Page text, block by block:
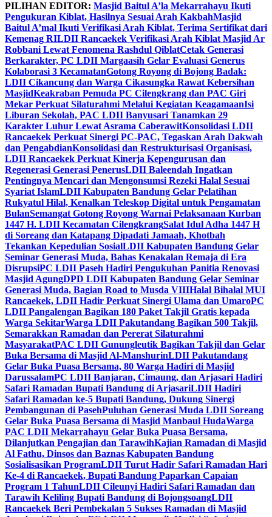
PILIHAN EDITOR: Masjid Baitul A’la Mekarrahayu Ikuti
Pengukuran Kiblat, Hasilnya Sesuai Arah KakbahMasjid
Baitul A’mal Ikuti Verifikasi Arah Kiblat, Terima Sertifikat dari
Kemenag RILDII Rancaekek Verifikasi Arah Kiblat Masjid Ar
Robbani Lewat Fenomena Rashdul QiblatCetak Generasi
Berkarakter, PC LDII Margaasih Gelar Evaluasi Generus
Kolaborasi 3 KecamatanGotong Royong di Bojong Badak:
LDII Cikancung dan Warga Cikasungka Rawat Kebersihan
MasjidKeakraban Pemuda PC Cilengkrang dan PAC Giri
Mekar Perkuat Silaturahmi Melalui Kegiatan KeagamaanIsi
Liburan Sekolah, PAC LDII Banyusari Tanamkan 29
Karakter Luhur Lewat Asrama CaberawitKonsolidasi LDII
Rancaekek Perkuat Sinergi PC-PAC, Tegaskan Arah Dakwah
dan PengabdianKonsolidasi dan Restrukturisasi Organisasi,
LDII Rancaekek Perkuat Kinerja Kepengurusan dan
Regenerasi Generasi PenerusLDII Baleendah Ingatkan
Pentingnya Mencari dan Mengonsumsi Rezeki Halal Sesuai
Syariat IslamLDII Kabupaten Bandung Gelar Pelatihan
Rukyatul Hilal, Kenalkan Teleskop Digital untuk Pengamatan
BulanSemangat Gotong Royong Warnai Pelaksanaan Kurban
1447 H. LDII Kecamatan CilengkrangSalat Idul Adha 1447 H
di Soreang dan Katapang Dipadati Jamaah, Khotbah
Tekankan Kepedulian SosialLDII Kabupaten Bandung Gelar
Seminar Generasi Muda, Bahas Kenakalan Remaja di Era
DisrupsiPC LDII Paseh Hadiri Pengukuhan Panitia Renovasi
Masjid AgungDPD LDII Kabupaten Bandung Gelar Seminar
Generasi Muda, Bagian Road to Musda VIIIHalal Bihalal MUI
Rancaekek, LDII Hadir Perkuat Sinergi Ulama dan UmaroPC
LDII Pangalengan Bagikan 180 Paket Takjil Gratis kepada
Warga SekitarWarga LDII Pakutandang Bagikan 500 Takjil,
Semarakkan Ramadan dan Pererat Silaturahmi
MasyarakatPAC LDII Gunungleutik Bagikan Takjil dan Gelar
Buka Bersama di Masjid Al-ManshurinLDII Pakutandang
Gelar Buka Puasa Bersama, 80 Warga Hadiri di Masjid
DarussalamPC LDII Banjaran, Cimaung, dan Arjasari Hadiri
Safari Ramadan Bupati Bandung di ArjasariLDII Hadiri
Safari Ramadan ke-5 Bupati Bandung, Dukung Sinergi
Pembangunan di PasehPuluhan Generasi Muda LDII Soreang
Gelar Buka Puasa Bersama di Masjid Manbaul HudaWarga
PAC LDII Mekarrahayu Gelar Buka Puasa Bersama,
Dilanjutkan Pengajian dan TarawihKajian Ramadan di Masjid
Al Fathu, Dinsos dan Baznas Kabupaten Bandung
Sosialisasikan ProgramLDII Turut Hadir Safari Ramadan Hari
Ke-4 di Rancaekek, Bupati Bandung Paparkan Capaian
Program 1 TahunLDII Cileunyi Hadiri Safari Ramadan dan
Tarawih Keliling Bupati Bandung di BojongsoangLDII
Rancaekek Beri Pembekalan 5 Sukses Ramadan di Masjid